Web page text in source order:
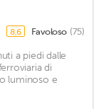
8,6 Favoloso (75)
a piedi dalle
di
luminoso e